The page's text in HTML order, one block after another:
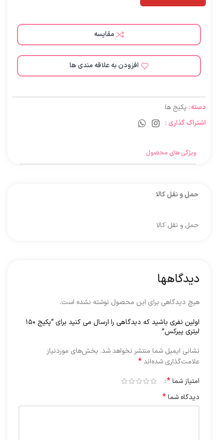
مقایسه
افزودن به علاقه مندی ها
دسته: پکیج ها
اشتراک گذاری :
ویژگی های محصول
حمل و نقل کالا
حمل و نقل کالا
دیدگاهها
هیچ دیدگاهی برای این محصول نوشته نشده است.
اولین نفری باشید که دیدگاهی را ارسال می کنید برای “پکیج ۱۵۰
لیتری پیرکس”
نشانی ایمیل شما منتشر نخواهد شد. بخش‌های موردنیاز
علامت‌گذاری شده‌اند*
امتیاز شما*
دیدگاه شما*